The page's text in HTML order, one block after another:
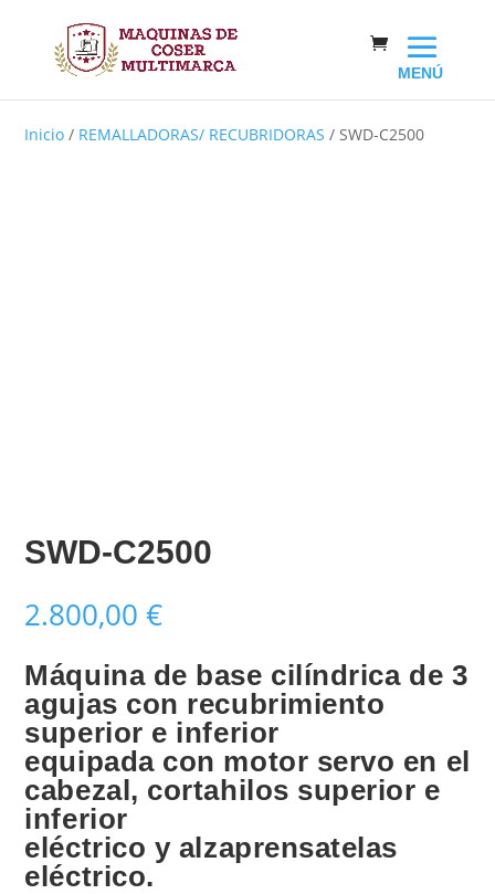
Inicio / REMALLADORAS/ RECUBRIDORAS / SWD-C2500
SWD-C2500
2.800,00€
Máquina de base cilíndrica de 3
agujas con recubrimiento
superior e inferior
equipada con motor servo en el
cabezal, cortahilos superior e
inferior
eléctrico y alzaprensatelas
eléctrico.